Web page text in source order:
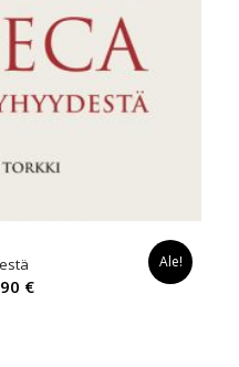
€Nykyinen
Ale!